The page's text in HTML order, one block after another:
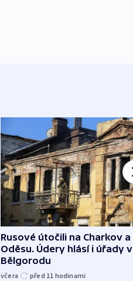
Rusové útočili na Charkov a
Oděsu. Údery hlásí i úřady v
Bělgorodu
včera před 11 hodinami